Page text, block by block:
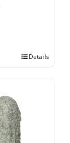
Details